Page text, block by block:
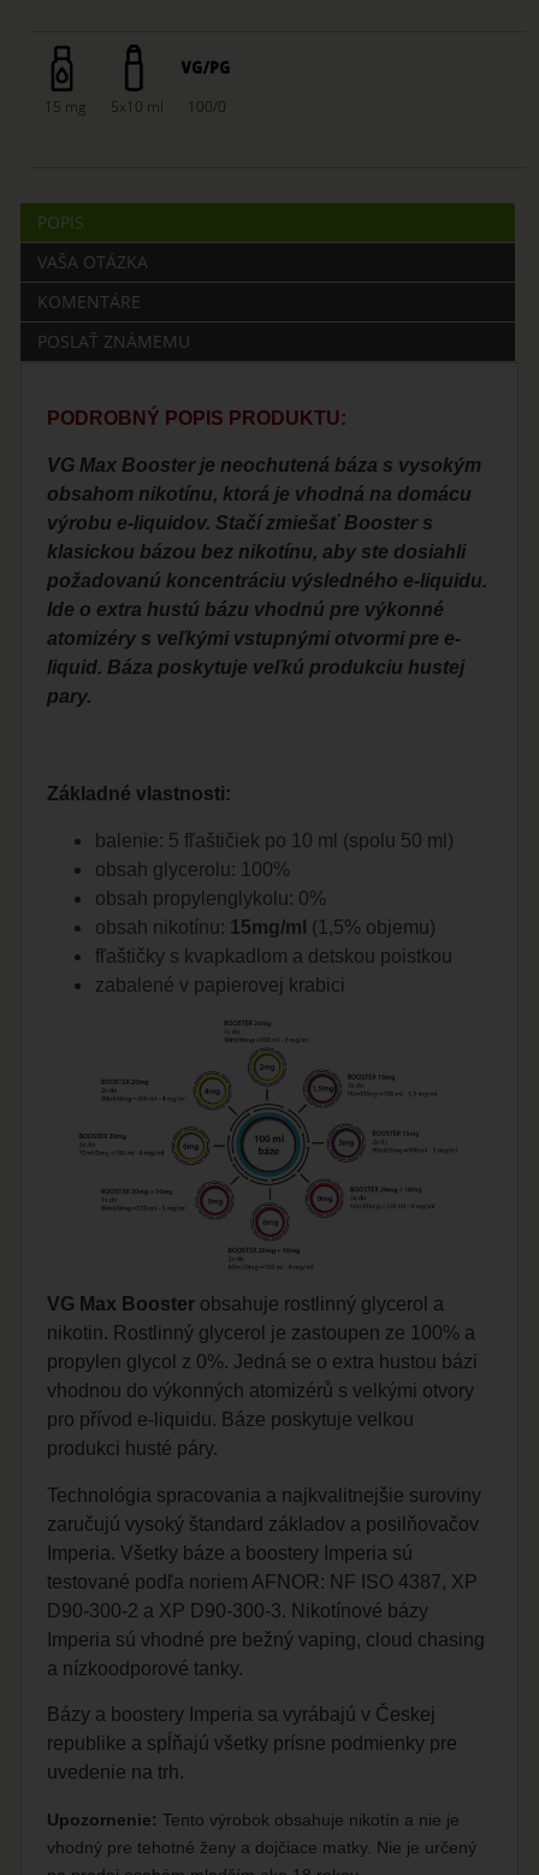
15 mg 5x10 ml 100/0
POPIS
VAŠA OTÁZKA
KOMENTÁRE
POSLAŤ ZNÁMEMU
PODROBNÝ POPIS PRODUKTU:
VG Max Booster je neochutená báza s vysokým
obsahom nikotínu, ktorá je vhodná na domácu
výrobu e-liquidov. Stačí zmiešať Booster s
klasickou bázou bez nikotínu, aby ste dosiahli
požadovanú koncentráciu výsledného e-liquidu.
Ide o extra hustú bázu vhodnú pre výkonné
atomizéry s veľkými vstupnými otvormi pre e-
liquid. Báza poskytuje veľkú produkciu hustej
pary.
Základné vlastnosti:
balenie: 5 fľaštičiek po 10 ml (spolu 50 ml)
obsah glycerolu: 100%
obsah propylenglykolu: 0%
obsah nikotínu: 15mg/ml (1,5% objemu)
fľaštičky s kvapkadlom a detskou poistkou
zabalené v papierovej krabici
VG Max Booster obsahuje rostlinný glycerol a
nikotin. Rostlinný glycerol je zastoupen ze 100% a
propylen glycol z 0%. Jedná se o extra hustou bázi
vhodnou do výkonných atomizérů s velkými otvory
pro přívod e-liquidu. Báze poskytuje velkou
produkci husté páry.
Technológia spracovania a najkvalitnejšie suroviny
zaručujú vysoký štandard základov a posilňovačov
Imperia. Všetky báze a boostery Imperia sú
testované podľa noriem AFNOR: NF ISO 4387, XP
D90-300-2 a XP D90-300-3. Nikotínové bázy
Imperia sú vhodné pre bežný vaping, cloud chasing
a nízkoodporové tanky.
Bázy a boostery Imperia sa vyrábajú v Českej
republike a spĺňajú všetky prísne podmienky pre
uvedenie na trh.
Upozornenie: Tento výrobok obsahuje nikotín a nie je
vhodný pre tehotné ženy a dojčiace matky. Nie je určený